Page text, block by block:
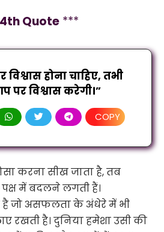
4th Quote ***
होना चाहिए, तभी
पर विश्वास करेगी।”
COPY
करना सीख जाता है, तब
पक्ष में बदलने लगती हैं।
है जो असफलता के अंधेरे में भी
रखती है। दुनिया हमेशा उसी की